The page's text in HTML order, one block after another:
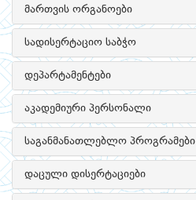
მართვის ორგანოები
სადისერტაციო საბჭო
დეპარტამენტები
აკადემიური პერსონალი
საგანმანათლებლო პროგრამები
დაცული დისერტაციები